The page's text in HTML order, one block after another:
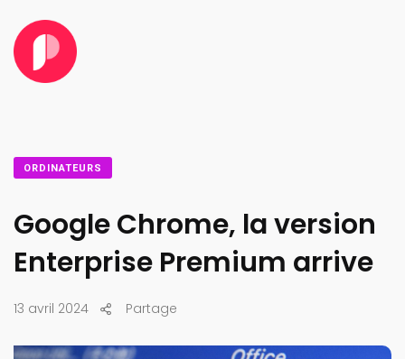
ORDINATEURS
Google Chrome, la version
Enterprise Premium arrive
13 avril 2024 Partage